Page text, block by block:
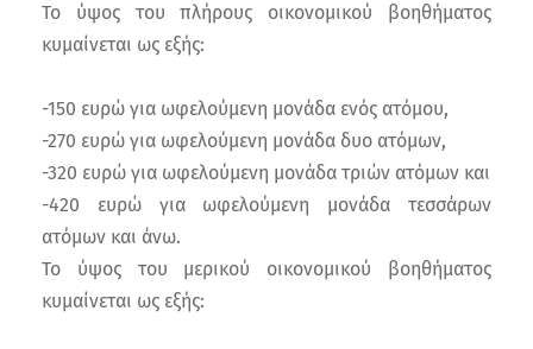
Το ύψος του πλήρους οικονομικού βοηθήματος
κυμαίνεται ως εξής:
-150 ευρώ για ωφελούμενη μονάδα ενός ατόμου,
-270 ευρώ για ωφελούμενη μονάδα δυο ατόμων,
-320 ευρώ για ωφελούμενη μονάδα τριών ατόμων και
-420 ευρώ για ωφελούμενη μονάδα τεσσάρων
ατόμων και άνω.
Το ύψος του μερικού οικονομικού βοηθήματος
κυμαίνεται ως εξής: